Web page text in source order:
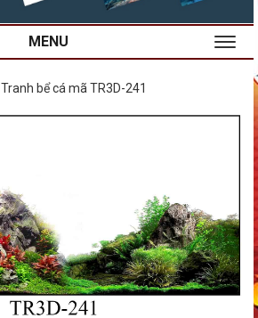
MENU
Tranh bể cá mã TR3D-241